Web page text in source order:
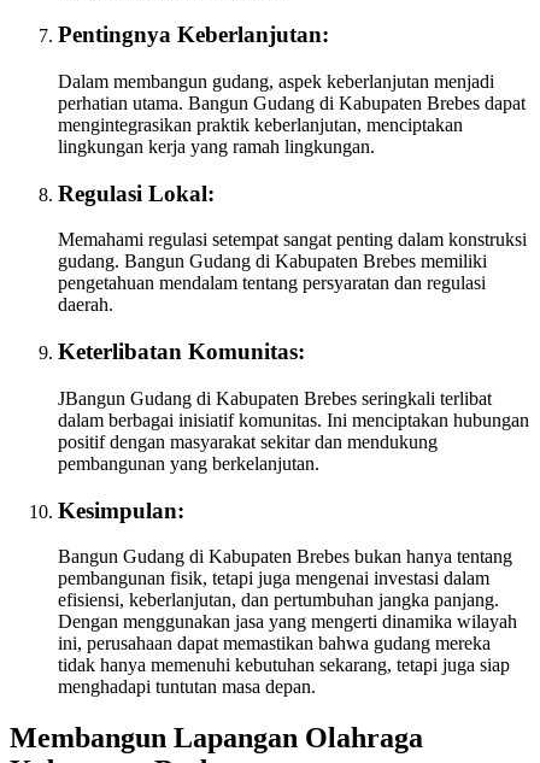
Pentingnya Keberlanjutan:
Dalam membangun gudang, aspek keberlanjutan menjadi
perhatian utama. Bangun Gudang di Kabupaten Brebes dapat
mengintegrasikan praktik keberlanjutan, menciptakan
lingkungan kerja yang ramah lingkungan.
Regulasi Lokal:
Memahami regulasi setempat sangat penting dalam konstruksi
gudang. Bangun Gudang di Kabupaten Brebes memiliki
pengetahuan mendalam tentang persyaratan dan regulasi
daerah.
Keterlibatan Komunitas:
JBangun Gudang di Kabupaten Brebes seringkali terlibat
dalam berbagai inisiatif komunitas. Ini menciptakan hubungan
positif dengan masyarakat sekitar dan mendukung
pembangunan yang berkelanjutan.
Kesimpulan:
Bangun Gudang di Kabupaten Brebes bukan hanya tentang
pembangunan fisik, tetapi juga mengenai investasi dalam
efisiensi, keberlanjutan, dan pertumbuhan jangka panjang.
Dengan menggunakan jasa yang mengerti dinamika wilayah
ini, perusahaan dapat memastikan bahwa gudang mereka
tidak hanya memenuhi kebutuhan sekarang, tetapi juga siap
menghadapi tuntutan masa depan.
Membangun Lapangan Olahraga